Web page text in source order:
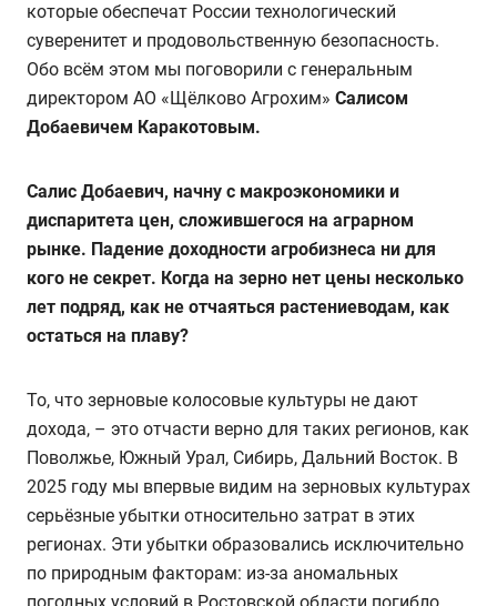
которые обеспечат России технологический
суверенитет и продовольственную безопасность.
Обо всём этом мы поговорили с генеральным
директором АО «Щёлково Агрохим» Салисом
Добаевичем Каракотовым.
Салис Добаевич, начну с макроэкономики и
диспаритета цен, сложившегося на аграрном
рынке. Падение доходности агробизнеса ни для
кого не секрет. Когда на зерно нет цены несколько
лет подряд, как не отчаяться растениеводам, как
остаться на плаву?
То, что зерновые колосовые культуры не дают
дохода, – это отчасти верно для таких регионов, как
Поволжье, Южный Урал, Сибирь, Дальний Восток. В
2025 году мы впервые видим на зерновых культурах
серьёзные убытки относительно затрат в этих
регионах. Эти убытки образовались исключительно
по природным факторам: из-за аномальных